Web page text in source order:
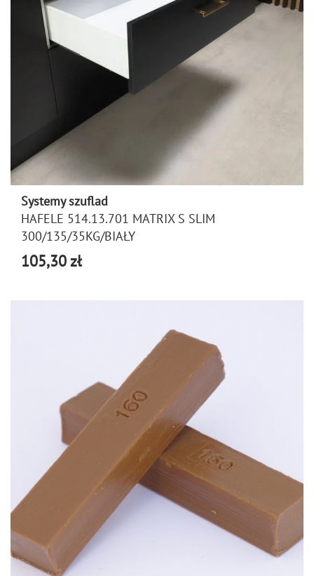
Systemy szuflad
HAFELE 514.13.701 MATRIX S SLIM
300/135/35KG/BIAŁY
105,30 zł